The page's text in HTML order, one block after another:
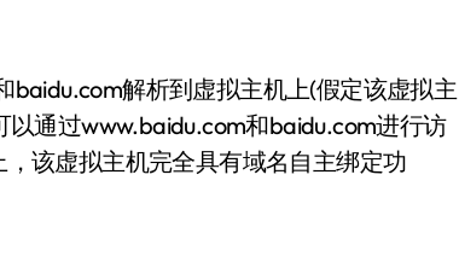
解析到虚拟主机上(假定该虚拟主
以通过www.baidu.com和baidu.com进行访
该虚拟主机完全具有域名自主绑定功